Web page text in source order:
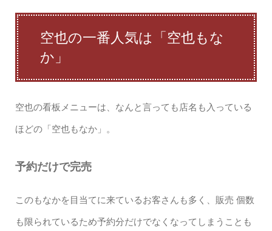
空也の一番人気は「空也もな
か」
空也の看板メニューは、なんと言っても店名も入っている
ほどの「空也もなか」。
予約だけで完売
このもなかを目当てに来ているお客さんも多く、販売 個数
も限られているため予約分だけでなくなってしまうことも